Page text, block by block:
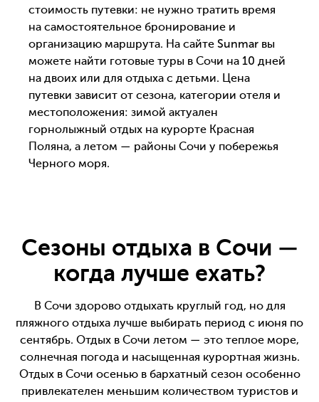
стоимость путевки: не нужно тратить время
на самостоятельное бронирование и
организацию маршрута. На сайте Sunmar вы
можете найти готовые туры в Сочи на 10 дней
на двоих или для отдыха с детьми. Цена
путевки зависит от сезона, категории отеля и
местоположения: зимой актуален
горнолыжный отдых на курорте Красная
Поляна, а летом — районы Сочи у побережья
Черного моря.
Сезоны отдыха в Сочи —
когда лучше ехать?
В Сочи здорово отдыхать круглый год, но для
пляжного отдыха лучше выбирать период с июня по
сентябрь. Отдых в Сочи летом — это теплое море,
солнечная погода и насыщенная курортная жизнь.
Отдых в Сочи осенью в бархатный сезон особенно
привлекателен меньшим количеством туристов и